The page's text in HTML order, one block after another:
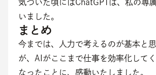
気づいた頃にはChatGPTは、私の専
いました。
まとめ
今までは、人力で考えるのが基本と
が、AIがここまで仕事を効率化して
なったことに、感動いたしました。